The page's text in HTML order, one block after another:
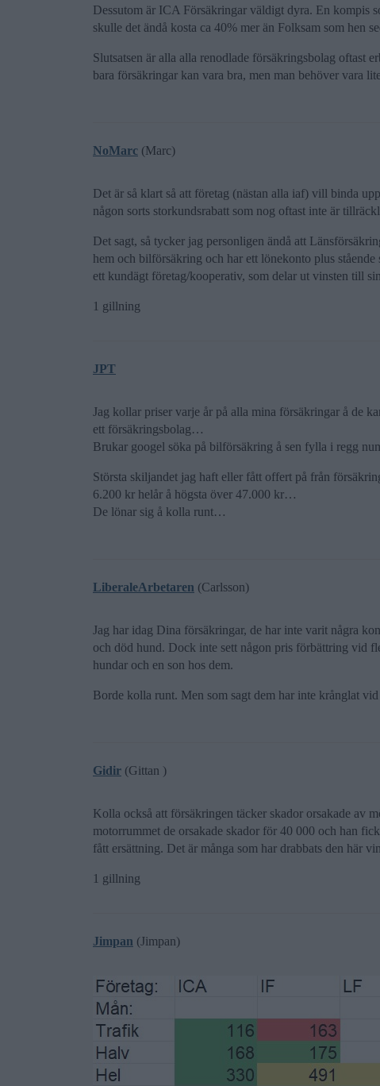
Dessutom är ICA Försäkringar väldigt dyra. En kompis
skulle det ändå kosta ca 40% mer än Folksam som hen
Slutsatsen är alla alla renodlade försäkringsbolag oftast
bara försäkringar kan vara bra, men man behöver vara
NoMarc (Marc)
Det är så klart så att företag (nästan alla iaf) vill binda
någon sorts storkundsrabatt som nog oftast inte är
Det sagt, så tycker jag personligen ändå att
hem och bilförsäkring och har ett lönekonto plus
ett kundägt företag/kooperativ, som delar ut vinsten till
1 gillning
JPT
Jag kollar priser varje år på alla mina försäkringar å de
ett försäkringsbolag…
Brukar googel söka på bilförsäkring å sen fylla i regg
Största skiljandet jag haft eller fått offert på från
6.200 kr helår å högsta över 47.000 kr…
De lönar sig å kolla runt…
LiberaleArbetaren (Carlsson)
Jag har idag Dina försäkringar, de har inte varit några
och död hund. Dock inte sett någon pris förbättring vid
hundar och en son hos dem.
Borde kolla runt. Men som sagt dem har inte krånglat
Gidir (Gittan )
Kolla också att försäkringen täcker skador orsakade av
motorrummet de orsakade skador för 40 000 och han
fått ersättning. Det är många som har drabbats den här
1 gillning
Jimpan (Jimpan)